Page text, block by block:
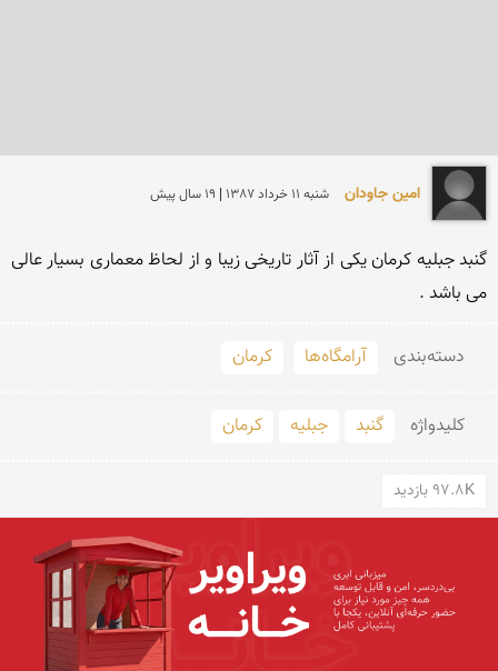
امین جاودان شنبه 11 خرداد 1387 | 19 سال پیش
می باشد .
دسته‌بندی آرامگاه‌ها کرمان
کلید‌واژه گنبد جبلیه کرمان
97.8K بازدید